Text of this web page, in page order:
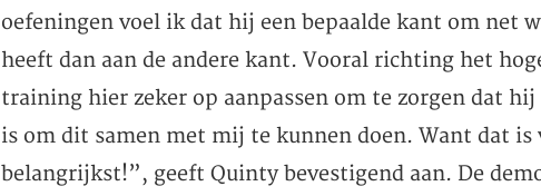
oefeningen voel ik dat hij een bepaalde kant om net
heeft dan aan de andere kant. Vooral richting het
training hier zeker op aanpassen om te zorgen dat
is om dit samen met mij te kunnen doen. Want dat
belangrijkst!”, geeft Quinty bevestigend aan. De